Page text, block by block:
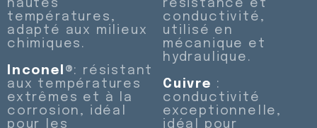
hautes
températures,
adapté aux milieux
chimiques.
Inconel ®: résistant
aux températures
extrêmes et à la
corrosion, idéal
pour les
résistance et
conductivité,
utilisé en
mécanique et
hydraulique.
Cuivre :
conductivité
exceptionnelle,
idéal pour